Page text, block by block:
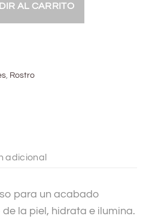
AL CARRITO
, Rostro
adicional
para un acabado
la piel, hidrata e ilumina.